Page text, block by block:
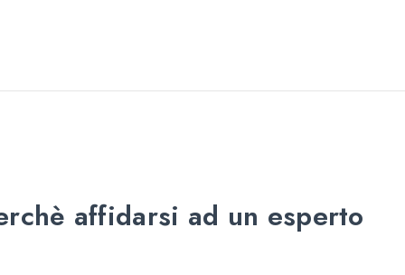
affidarsi ad un esperto